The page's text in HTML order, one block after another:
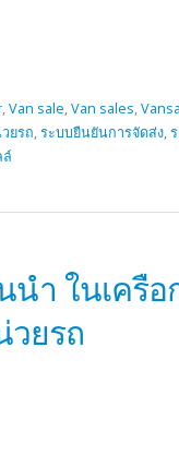
,Van sale,Van sales,
ยรถ,ระบบยืนยันการจัดส่ง,
ล์
ำ ในเครือ
วยรถ